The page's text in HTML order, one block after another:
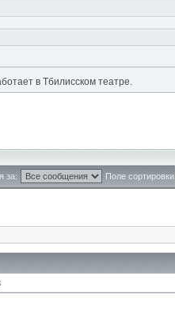
в Тбилисском театре.
за: Поле сортировки